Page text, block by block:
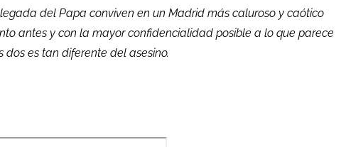
del Papa conviven en un Madrid más caluroso y caótico
antes y con la mayor confidencialidad posible a lo que parece
es tan diferente del asesino.